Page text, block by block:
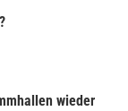
wieder